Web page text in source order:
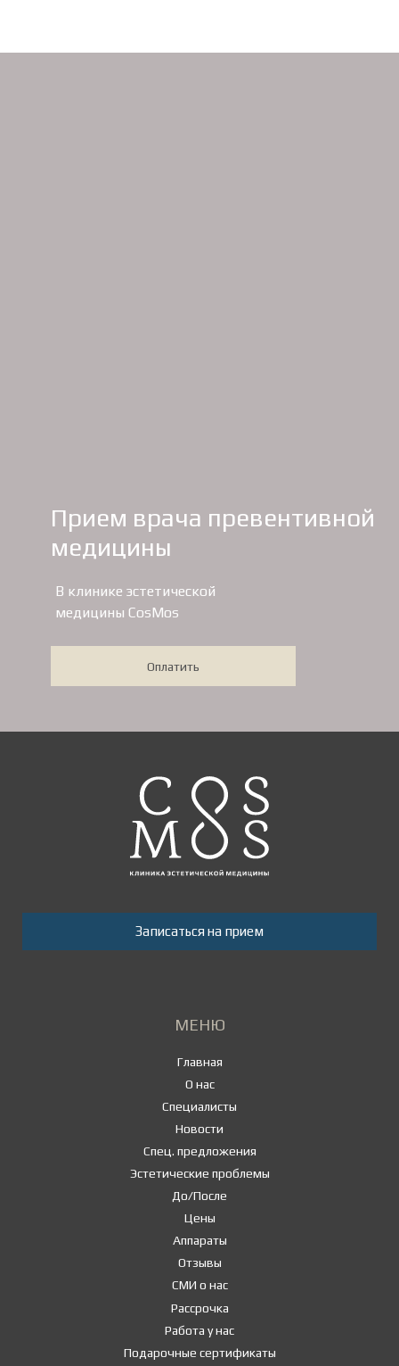
Оплатить
В клинике эстетической
медицины CosMos
Прием врача превентивной
медицины
Записаться на прием
МЕНЮ
Главная
О нас
Специалисты
Новости
Спец. предложения
Эстетические проблемы
До/После
Цены
Аппараты
Отзывы
СМИ о нас
Рассрочка
Работа у нас
Подарочные сертификаты